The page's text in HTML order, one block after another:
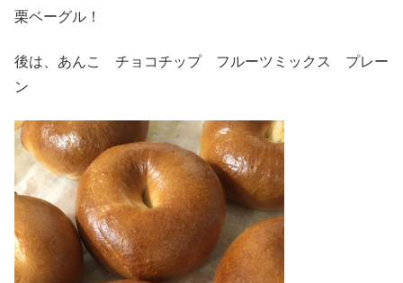
栗ベーグル！
後は、あんこ チョコチップ フルーツミックス プレー
ン